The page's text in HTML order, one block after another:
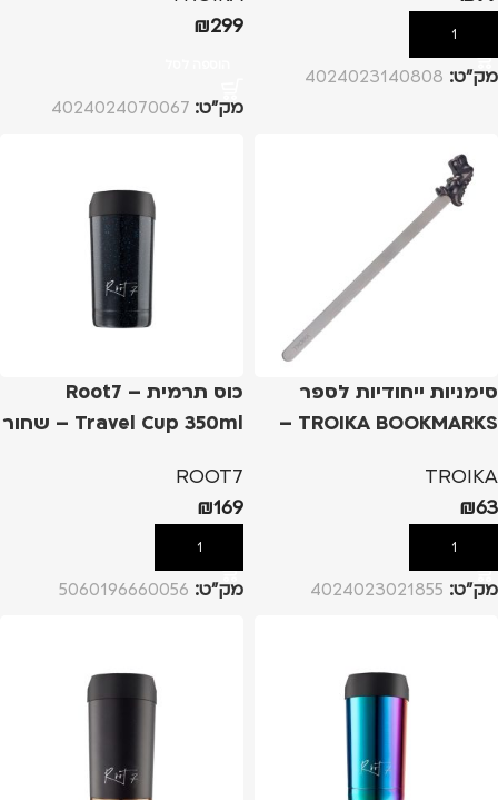
הוספה לסל
מק”ט: 4024023140808
₪299
מק”ט: 4024024070067
סימניות ייחודיות לספר
TROIKA BOOKMARKS –
TROIKA
₪63
הוספה לסל
מק”ט: 4024023021855
כוס תרמית – Root7
Travel Cup 350ml – שחור
ROOT7
₪169
הוספה לסל
מק”ט: 5060196660056